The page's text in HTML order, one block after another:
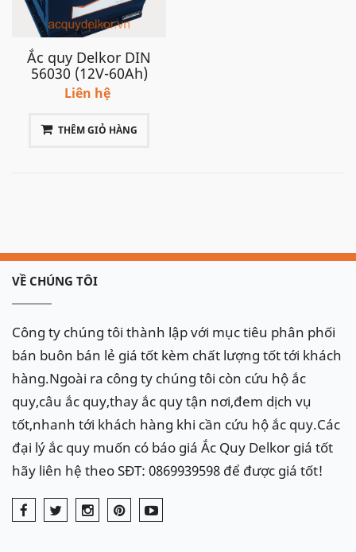
khắp các tỉnh thành tại Việt Nam như: Hà Nội,Thanh
Hoá, Ninh Bình, thành phố Hồ Chí Minh, Đà Nẵng,
Hải Phòng.. với tốc độ nhanh chóng kịp thời và dịch
vụ chuyên nghiệp, chắc chắn sẽ làm hài lòng quý
Xe Peugeot 308 2016 sử dụng ắc quy loại DIN 60Ah
Ắc quy Delkor DIN
56030 (12V-60Ah)
Liên hệ
THÊM GIỎ HÀNG
VỀ CHÚNG TÔI
Công ty chúng tôi thành lập với mục tiêu phân phối
bán buôn bán lẻ giá tốt kèm chất lượng tốt tới khách
hàng.Ngoài ra công ty chúng tôi còn cứu hộ ắc
quy,câu ắc quy,thay ắc quy tận nơi,đem dịch vụ
tốt,nhanh tới khách hàng khi cần cứu hộ ắc quy.Các
đại lý ắc quy muốn có báo giá Ắc Quy Delkor giá tốt
hãy liên hệ theo SĐT: 0869939598 để được giá tốt!